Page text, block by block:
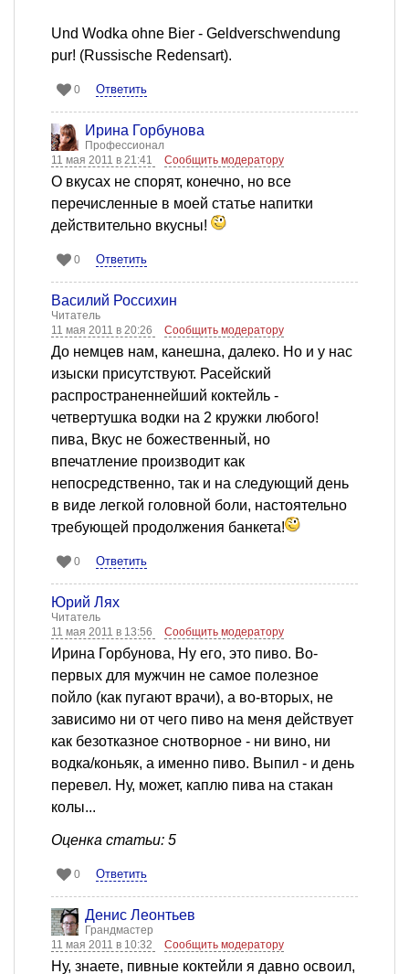
Und Wodka ohne Bier - Geldverschwendung
pur! (Russische Redensart).
0 Ответить
Ирина Горбунова
Профессионал
11 мая 2011 в 21:41
Сообщить модератору
О вкусах не спорят, конечно, но все
перечисленные в моей статье напитки
действительно вкусны!
0 Ответить
Василий Россихин
Читатель
11 мая 2011 в 20:26
Сообщить модератору
До немцев нам, канешна, далеко. Но и у нас
изыски присутствуют. Расейский
распространеннейший коктейль -
четвертушка водки на 2 кружки любого!
пива, Вкус не божественный, но
впечатление производит как
непосредственно, так и на следующий день
в виде легкой головной боли, настоятельно
требующей продолжения банкета!
0 Ответить
Юрий Лях
Читатель
11 мая 2011 в 13:56
Сообщить модератору
Ирина Горбунова, Ну его, это пиво. Во-
первых для мужчин не самое полезное
пойло (как пугают врачи), а во-вторых, не
зависимо ни от чего пиво на меня действует
как безотказное снотворное - ни вино, ни
водка/коньяк, а именно пиво. Выпил - и день
перевел. Ну, может, каплю пива на стакан
колы...
Оценка статьи: 5
0 Ответить
Денис Леонтьев
Грандмастер
11 мая 2011 в 10:32
Сообщить модератору
Ну, знаете, пивные коктейли я давно освоил,